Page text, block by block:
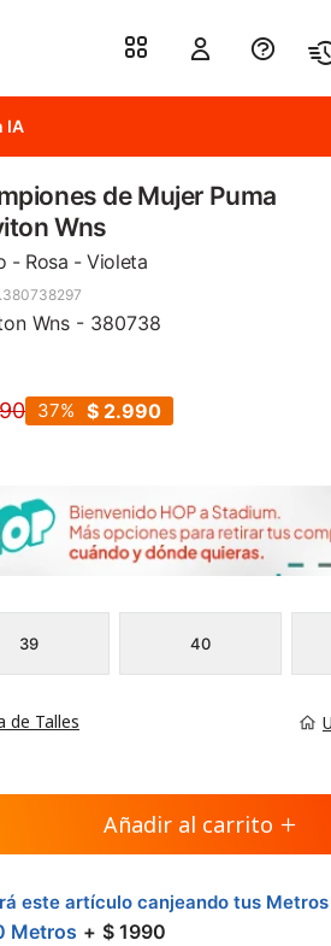
IA
de Mujer Puma
Wns
- Rosa - Violeta
Wns - 380738
$ 2.990
37
39 40
de Talles
Añadir al carrito
este artículo canjeando tus Metros
Metros $ 1990